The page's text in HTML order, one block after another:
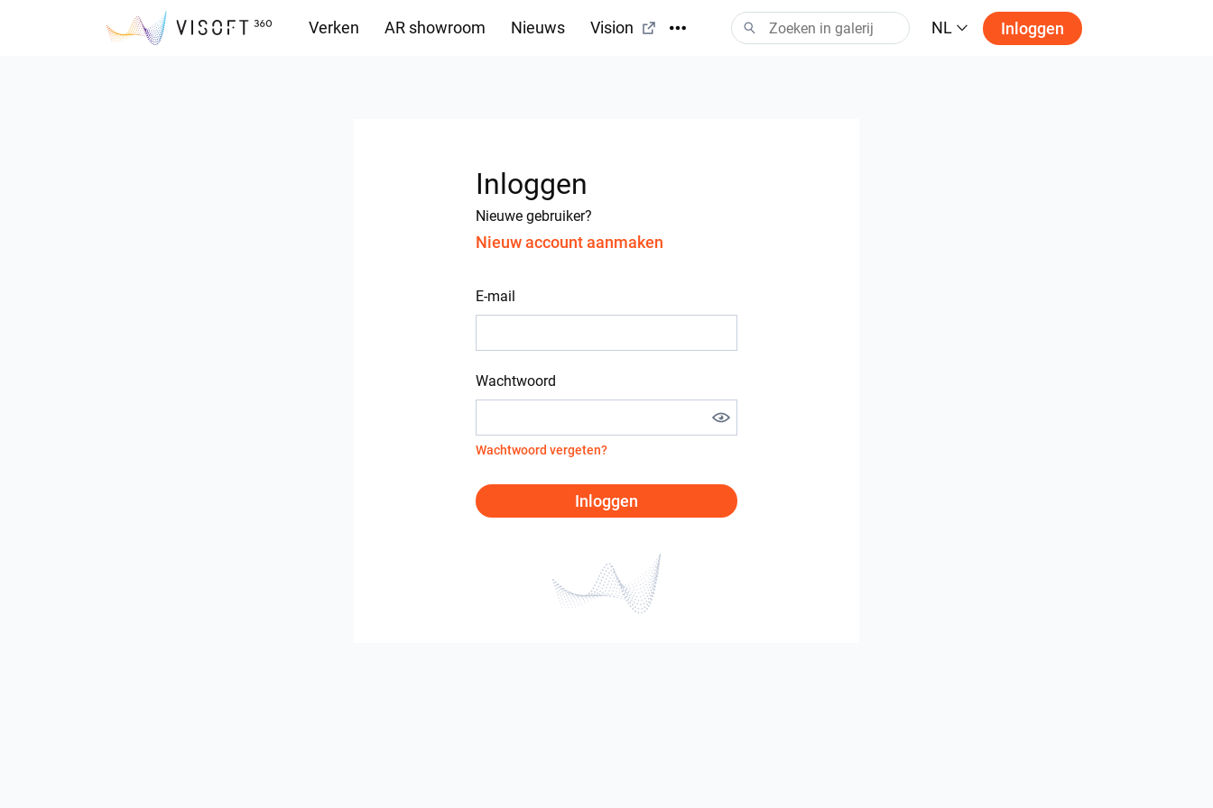
Verken AR showroom Nieuws Vision NL Inloggen
Inloggen
Nieuwe gebruiker?
Nieuw account aanmaken
E-mail
Wachtwoord
Wachtwoord vergeten?
Inloggen